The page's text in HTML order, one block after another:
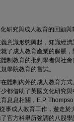
研究與成人教育的回顧與
意識形態興起，知識經
了成人教育產業的膨脹
制教育的批判學者與社
學院教育的嘗試。
體制內外的成人教育方
都借助了英國文化研究
息息相關，E.P.
事成人教育工作，遊走於
官方科舉所強調的八股